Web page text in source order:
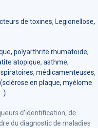
de toxines, Legionellose,
polyarthrite rhumatoïde,
atopique, asthme,
médicamenteuses,
en plaque, myélome
d’identification, de
du diagnostic de maladies